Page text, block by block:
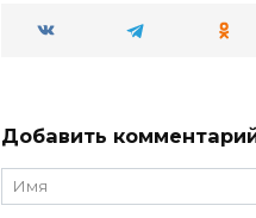
Добавить
Имя
*